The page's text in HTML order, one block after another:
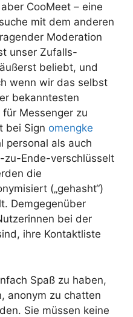
CooMeet – eine
mit dem anderen
Moderation
unser Zufalls-
beliebt, und
wenn wir das selbst
bekanntesten
Messenger zu
bei Sign omengke
personal als auch
zu-Ende-verschlüsselt
die
(„gehasht“)
Demgegenüber
bei der
ihre Kontaktliste
Spaß zu haben,
anonym zu chatten
Sie müssen keine